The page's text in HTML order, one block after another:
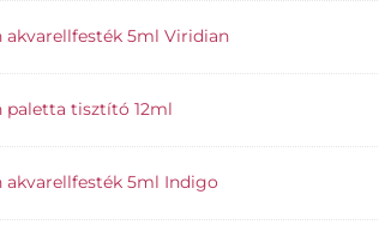
akvarellfesték 5ml Viridian
paletta tisztító 12ml
akvarellfesték 5ml Indigo